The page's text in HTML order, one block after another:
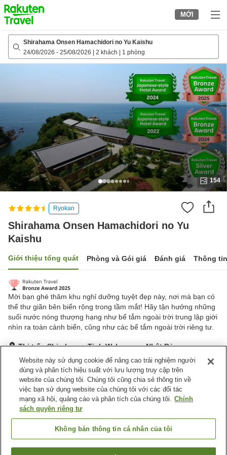
to
top
page
MỚI
Shirahama Onsen Hamachidori no Yu Kaishu
24/08/2026 - 25/08/2026 2 khách 1 phòng
154
Ryokan
Shirahama Onsen Hamachidori no Yu
Kaishu
Giới thiệu tổng quát Phòng và Gói giá Đánh giá Thông
Mời bạn ghé thăm khu nghỉ dưỡng tuyệt đẹp này, nơi mà bạn có
thể thư giãn bên biển rộng trong tầm mắt! Hãy tận hưởng những
suối nước nóng thượng hạng như bể tắm ngoài trời trung lập giới
nhìn ra toàn cảnh biển, cũng như các bể tắm ngoài trời riêng tư.
Thị trấn Shirahama, Tỉnh Wakayama, Nhật Bản
Hiển thị trên bản đồ
Rất tốt Đánh giá:313lượt
Tiện nghi chỗ nghỉ
Wi-Fi
Xông hơi
Quầy ăn nhẹ về đêm
Khu hút thuốc riêng
Tỉnh Wakayama
Website này sử dụng cookie để nâng cao trải nghiệm người
dùng và phân tích hiệu suất với lưu lượng truy cập trên
website của chúng tôi. Chúng tôi cũng chia sẻ thông tin về
việc bạn sử dụng website của chúng tôi với các đối tác
mạng xã hội, quảng cáo và phân tích của chúng tôi. Chính
sách quyền riêng tư
Không bán thông tin cá nhân của tôi